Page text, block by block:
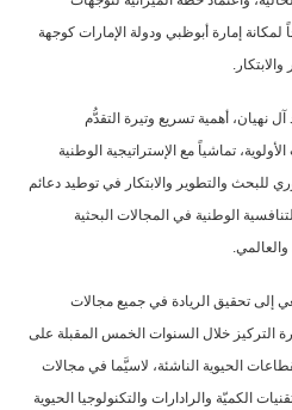
إمارة أبوظبي ودولة الإمارات كوجهة
نهيان، أهمية تسريع وتيرة التقدُّم
تماشياً مع الإستراتيجية الوطنية
للبحث والتطوير والابتكار في توطيد دعائم
الوطنية في المجالات البحثية
إلى تحقيق الريادة في جميع مجالات
التركيز خلال السنوات الخمس المقبلة على
الحيوية الناشئة، لاسيَّما في مجالات
الكميّة والرادارات والتكنولوجيا الحيوية